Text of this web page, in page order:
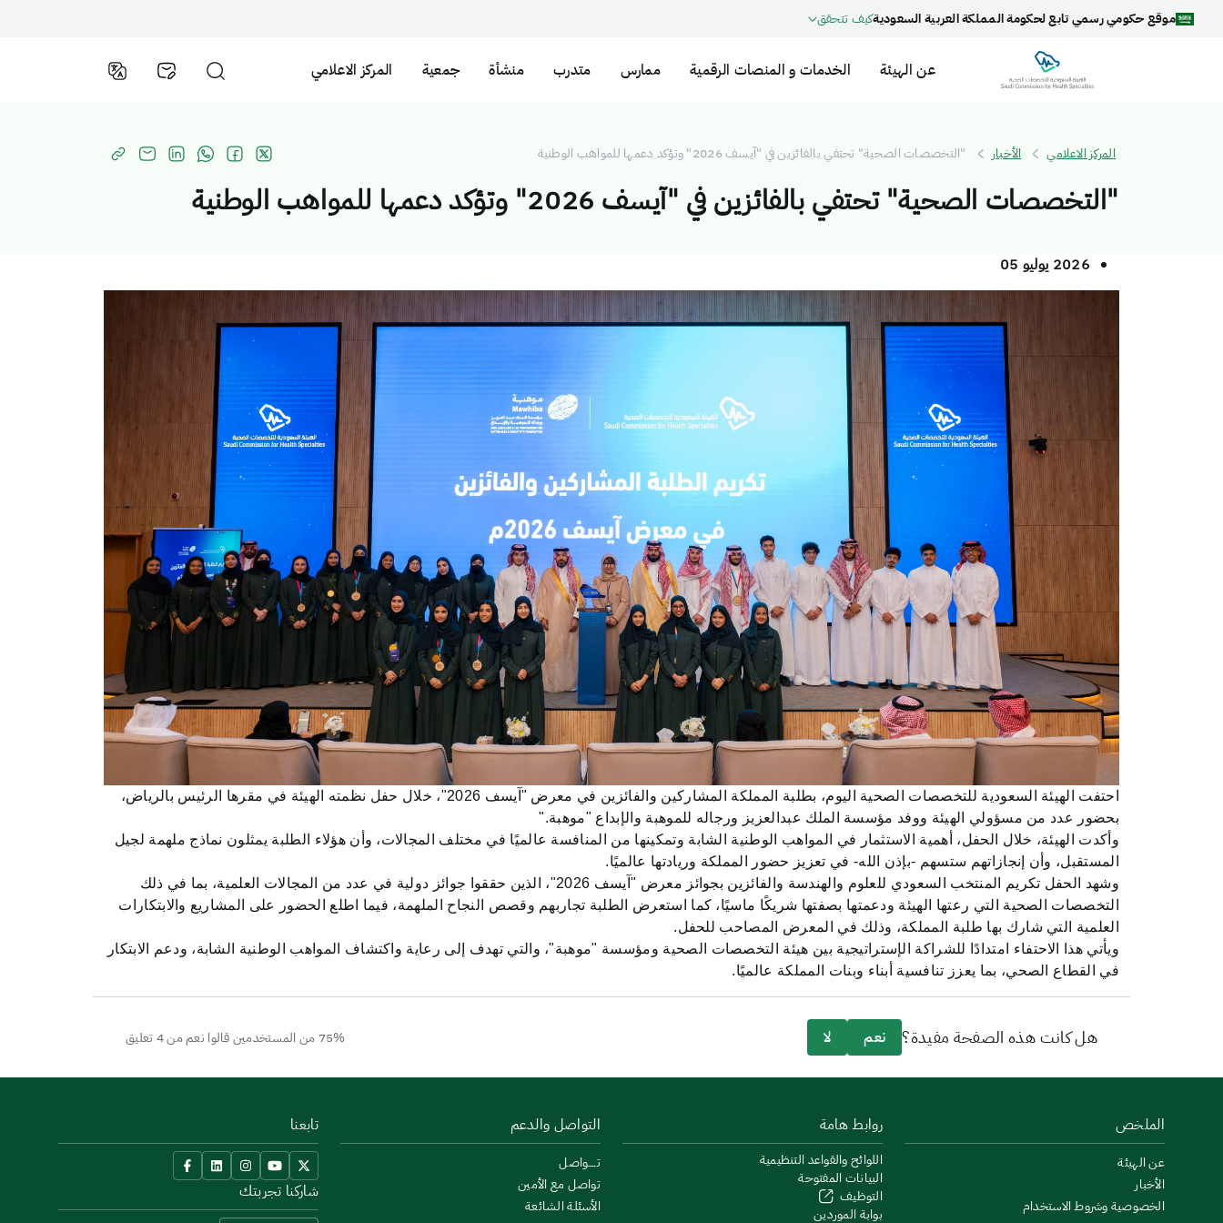
موقع حكومي رسمي تابع لحكومة المملكة العربية السعوديةكيف تتحقق
عن الهيئة الخدمات و المنصات الرقمية ممارس متدرب منشأة جمعية المركز الاعلامي
المركز الاعلامي الأخبار "التخصصات الصحية" تحتفي بالفائزين في "آيسف 2026" وتؤكد دعمها للمواهب الوطنية
"التخصصات الصحية" تحتفي بالفائزين في "آيسف 2026" وتؤكد دعمها للمواهب الوطنية
2026 يوليو 05
احتفت الهيئة السعودية للتخصصات الصحية اليوم، بطلبة المملكة المشاركين والفائزين في معرض "آيسف 2026"، خلال حفل نظمته الهيئة في مقرها الرئيس بالرياض،
بحضور عدد من مسؤولي الهيئة ووفد مؤسسة الملك عبدالعزيز ورجاله للموهبة والإبداع "موهبة".
وأكدت الهيئة، خلال الحفل، أهمية الاستثمار في المواهب الوطنية الشابة وتمكينها من المنافسة عالميًا في مختلف المجالات، وأن هؤلاء الطلبة يمثلون نماذج ملهمة لجيل
المستقبل، وأن إنجازاتهم ستسهم -بإذن الله- في تعزيز حضور المملكة وريادتها عالميًا.
وشهد الحفل تكريم المنتخب السعودي للعلوم والهندسة والفائزين بجوائز معرض "آيسف 2026"، الذين حققوا جوائز دولية في عدد من المجالات العلمية، بما في ذلك
التخصصات الصحية التي رعتها الهيئة ودعمتها بصفتها شريكًا ماسيًا، كما استعرض الطلبة تجاربهم وقصص النجاح الملهمة، فيما اطلع الحضور على المشاريع والابتكارات
العلمية التي شارك بها طلبة المملكة، وذلك في المعرض المصاحب للحفل.
ويأتي هذا الاحتفاء امتدادًا للشراكة الإستراتيجية بين هيئة التخصصات الصحية ومؤسسة "موهبة"، والتي تهدف إلى رعاية واكتشاف المواهب الوطنية الشابة، ودعم الابتكار
في القطاع الصحي، بما يعزز تنافسية أبناء وبنات المملكة عالميًا.
هل كانت هذه الصفحة مفيدة؟ نعم لا 75% من المستخدمين قالوا نعم من 4 تعليق
الملخص
عن الهيئة
الأخبار
الخصوصية وشروط الاستخدام
روابط هامة
اللوائح والقواعد التنظيمية
البيانات المفتوحة
التوظيف
بوابة الموردين
التواصل والدعم
تــــواصل
تواصل مع الأمين
الأسئلة الشائعة
تابعنا
شاركنا تجربتك